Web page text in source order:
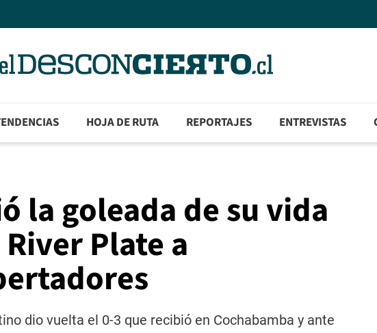
HOJA DE RUTA REPORTAJES ENTREVISTAS
la goleada de su vida
Plate a
dio vuelta el 0-3 que recibió en Cochabamba y ante